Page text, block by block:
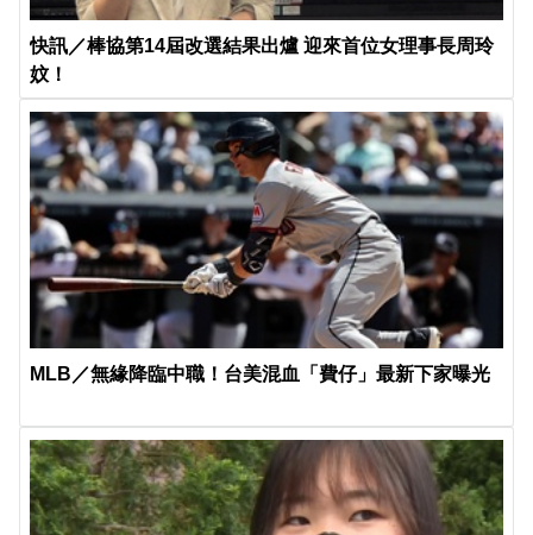
快訊／棒協第14屆改選結果出爐 迎來首位女理事長周玲
妏！
MLB／無緣降臨中職！台美混血「費仔」最新下家曝光